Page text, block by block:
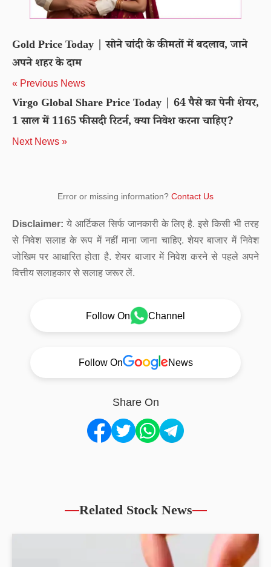
Gold Price Today | सोने चांदी के कीमतों में बदलाव, जाने
अपने शहर के दाम
« Previous News
Virgo Global Share Price Today | 64 पैसे का पेनी शेयर,
1 साल में 1165 फीसदी रिटर्न, क्या निवेश करना चाहिए?
Next News »
Error or missing information? Contact Us
Disclaimer: ये आर्टिकल सिर्फ जानकारी के लिए है. इसे किसी भी तरह
से निवेश सलाह के रूप में नहीं माना जाना चाहिए. शेयर बाजार में निवेश
जोखिम पर आधारित होता है. शेयर बाजार में निवेश करने से पहले अपने
वित्तीय सलाहकार से सलाह जरूर लें.
Follow On Channel
Follow On News
Share On
Related Stock News